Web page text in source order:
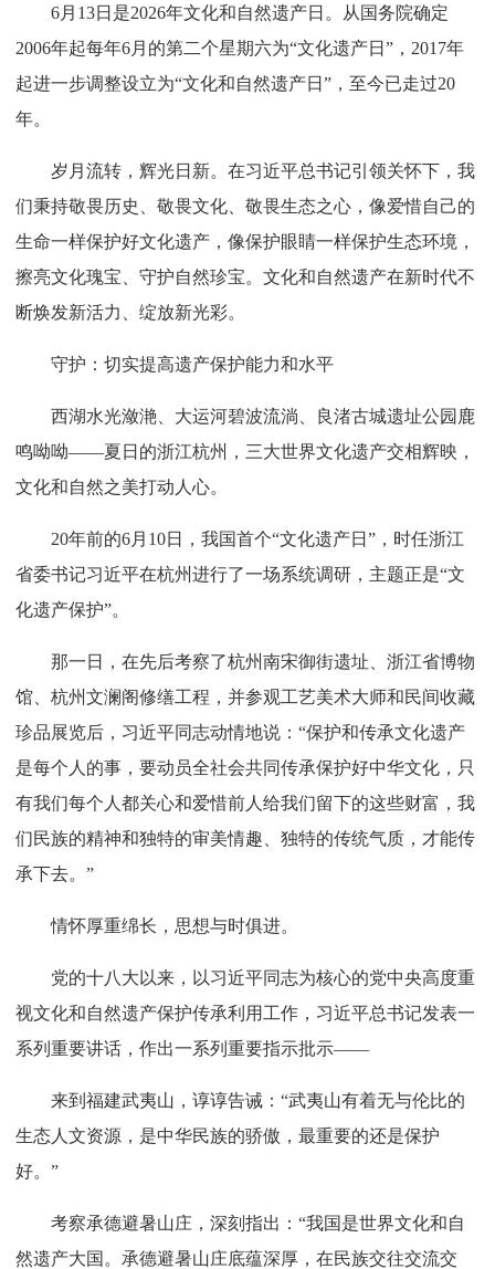
6月13日是2026年文化和自然遗产日。从国务院确定
2006年起每年6月的第二个星期六为“文化遗产日”，2017年
起进一步调整设立为“文化和自然遗产日”，至今已走过20
年。
岁月流转，辉光日新。在习近平总书记引领关怀下，我
们秉持敬畏历史、敬畏文化、敬畏生态之心，像爱惜自己的
生命一样保护好文化遗产，像保护眼睛一样保护生态环境，
擦亮文化瑰宝、守护自然珍宝。文化和自然遗产在新时代不
断焕发新活力、绽放新光彩。
守护：切实提高遗产保护能力和水平
西湖水光潋滟、大运河碧波流淌、良渚古城遗址公园鹿
鸣呦呦——夏日的浙江杭州，三大世界文化遗产交相辉映，
文化和自然之美打动人心。
20年前的6月10日，我国首个“文化遗产日”，时任浙江
省委书记习近平在杭州进行了一场系统调研，主题正是“文
化遗产保护”。
那一日，在先后考察了杭州南宋御街遗址、浙江省博物
馆、杭州文澜阁修缮工程，并参观工艺美术大师和民间收藏
珍品展览后，习近平同志动情地说：“保护和传承文化遗产
是每个人的事，要动员全社会共同传承保护好中华文化，只
有我们每个人都关心和爱惜前人给我们留下的这些财富，我
们民族的精神和独特的审美情趣、独特的传统气质，才能传
承下去。”
情怀厚重绵长，思想与时俱进。
党的十八大以来，以习近平同志为核心的党中央高度重
视文化和自然遗产保护传承利用工作，习近平总书记发表一
系列重要讲话，作出一系列重要指示批示——
来到福建武夷山，谆谆告诫：“武夷山有着无与伦比的
生态人文资源，是中华民族的骄傲，最重要的还是保护
好。”
考察承德避暑山庄，深刻指出：“我国是世界文化和自
然遗产大国。承德避暑山庄底蕴深厚，在民族交往交流交